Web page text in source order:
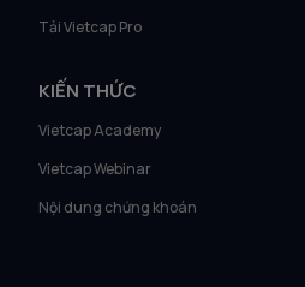
Tải Vietcap Pro
KIẾN THỨC
Vietcap Academy
Vietcap Webinar
Nội dung chứng khoán